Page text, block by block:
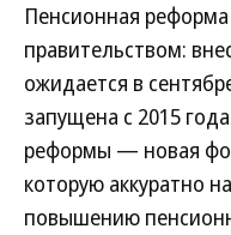
Пенсионная
правительством:
ожидается в
запущена с 2015
реформы — новая
которую аккуратно
повышению